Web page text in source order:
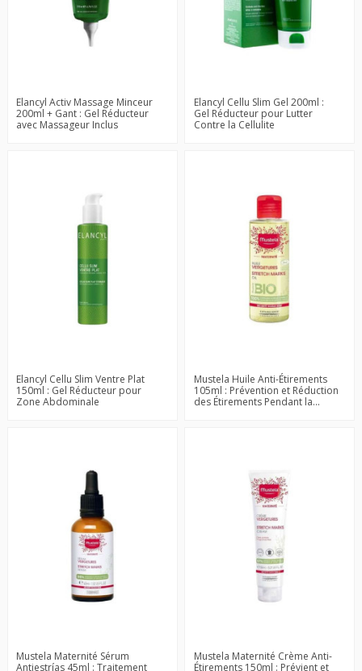
Elancyl Activ Massage Minceur
200ml + Gant : Gel Réducteur
avec Massageur Inclus
Elancyl Cellu Slim Gel 200ml :
Gel Réducteur pour Lutter
Contre la Cellulite
Elancyl Cellu Slim Ventre Plat
150ml : Gel Réducteur pour
Zone Abdominale
Mustela Huile Anti-Étirements
105ml : Prévention et Réduction
des Étirements Pendant la...
Mustela Maternité Sérum
Antiestrías 45ml : Traitement
Mustela Maternité Crème Anti-
Étirements 150ml : Prévient et